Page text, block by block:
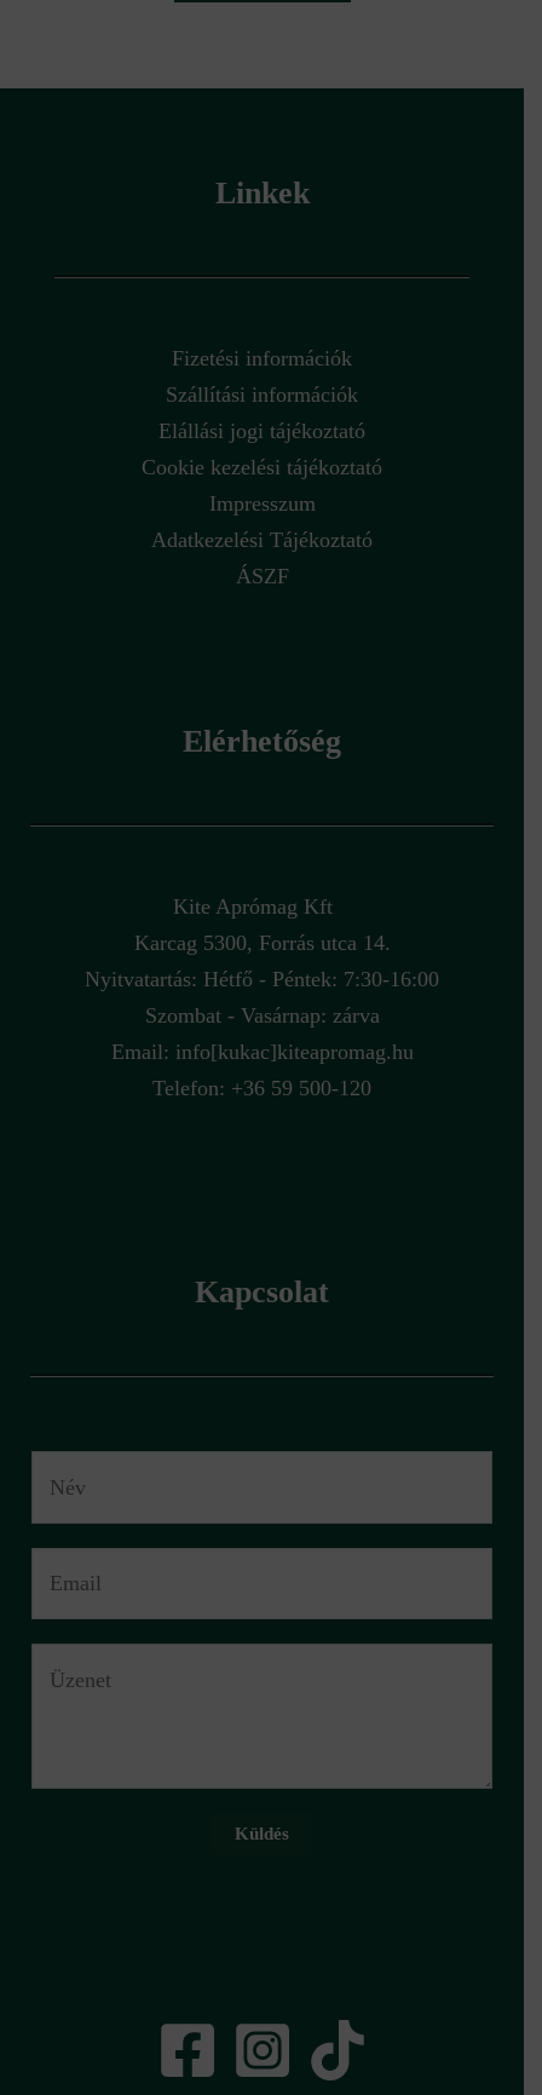
Linkek
Fizetési információk
Szállítási információk
Elállási jogi tájékoztató
Cookie kezelési tájékoztató
Impresszum
Adatkezelési Tájékoztató
ÁSZF
Elérhetőség
Kite Aprómag Kft
Karcag 5300, Forrás utca 14.
Nyitvatartás: Hétfő - Péntek: 7:30-16:00
Szombat - Vasárnap: zárva
Email: info[kukac]kiteapromag.hu
Telefon: +36 59 500-120
Kapcsolat
Küldés